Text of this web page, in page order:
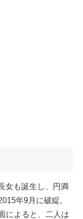
女も誕生し、円満
年9月に破綻。
によると、二人は